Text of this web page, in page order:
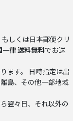
しくは日本郵便クリ
一律 送料無料でお送
ます。 日時指定は出
島、その他一部地域
翌々日、それ以外の